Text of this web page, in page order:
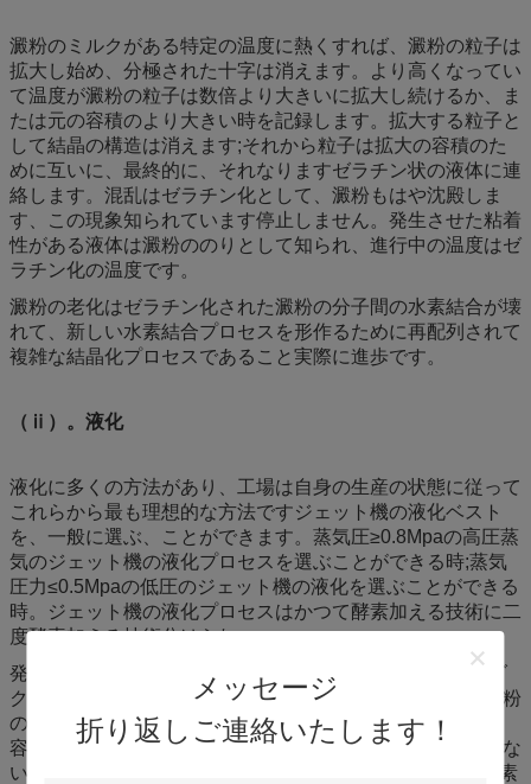
メッセージ
折り返しご連絡いたします！
澱粉のミルクがある特定の温度に熱くすれば、澱粉の粒子は
拡大し始め、分極された十字は消えます。より高くなってい
て温度が澱粉の粒子は数倍より大きいに拡大し続けるか、ま
たは元の容積のより大きい時を記録します。拡大する粒子と
して結晶の構造は消えます;それから粒子は拡大の容積のた
めに互いに、最終的に、それなりますゼラチン状の液体に連
絡します。混乱はゼラチン化として、澱粉もはや沈殿しま
す、この現象知られています停止しません。発生させた粘着
性がある液体は澱粉ののりとして知られ、進行中の温度はゼ
ラチン化の温度です。
澱粉の老化はゼラチン化された澱粉の分子間の水素結合が壊
れて、新しい水素結合プロセスを形作るために再配列されて
複雑な結晶化プロセスであること実際に進歩です。
（ⅱ）。液化
液化に多くの方法があり、工場は自身の生産の状態に従って
これらから最も理想的な方法ですジェット機の液化ベスト
を、一般に選ぶ、ことができます。蒸気圧≥0.8Mpaの高圧蒸
気のジェット機の液化プロセスを選ぶことができる時;蒸気
圧力≤0.5Mpaの低圧のジェット機の液化を選ぶことができる
時。ジェット機の液化プロセスはかつて酵素加える技術に二
度酵素加える技術分けられ。
発生させたブドウ糖およびフルクトースのシロップ プロダ
クトなら、取得ポテトように酵素プロセスをする原料。澱粉
の質がよかったら（蛋白質≤0.3%） corn&wheatの澱粉を、
容易、蒸気を救うことができる酵素を一度加えるかもしれな
いです取って下さい;そして薄い色の液体は1つの親切な酵素